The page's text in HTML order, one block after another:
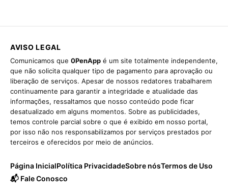
AVISO LEGAL
Comunicamos que 0PenApp é um site totalmente independente,
que não solicita qualquer tipo de pagamento para aprovação ou
liberação de serviços. Apesar de nossos redatores trabalharem
continuamente para garantir a integridade e atualidade das
informações, ressaltamos que nosso conteúdo pode ficar
desatualizado em alguns momentos. Sobre as publicidades,
temos controle parcial sobre o que é exibido em nosso portal,
por isso não nos responsabilizamos por serviços prestados por
terceiros e oferecidos por meio de anúncios.
Página InicialPolítica PrivacidadeSobre nósTermos de Uso
📬 Fale Conosco